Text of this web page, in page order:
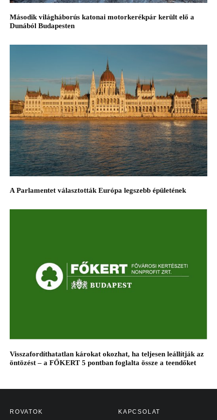
Második világháborús katonai motorkerékpár került elő a
Dunából Budapesten
A Parlamentet választották Európa legszebb épületének
Visszafordíthatatlan károkat okozhat, ha teljesen leállítják az
öntözést – a FŐKERT 5 pontban foglalta össze a teendőket
ROVATOK KAPCSOLAT